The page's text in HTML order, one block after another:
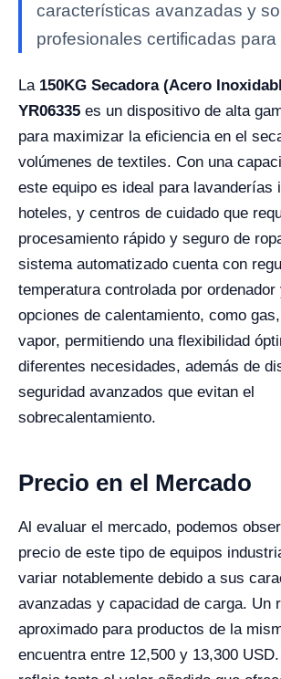
características avanzadas y
profesionales certificadas
La 150KG Secadora (Acero
YR06335 es un dispositivo de alta
para maximizar la eficiencia en el
volúmenes de textiles. Con una
este equipo es ideal para lavanderías
hoteles, y centros de cuidado que
procesamiento rápido y seguro de
sistema automatizado cuenta con
temperatura controlada por
opciones de calentamiento, como
vapor, permitiendo una flexibilidad
diferentes necesidades, además de
seguridad avanzados que evitan el
sobrecalentamiento.
Precio en el Mercado
Al evaluar el mercado, podemos
precio de este tipo de equipos
variar notablemente debido a sus
avanzadas y capacidad de carga. Un
aproximado para productos de la
encuentra entre 12,500 y 13,300